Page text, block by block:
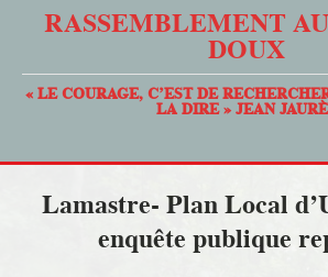
RASSEMBLEMENT
DOUX
« LE COURAGE, C’EST DE
LA DIRE » JEAN
Lamastre- Plan Local
enquête publique